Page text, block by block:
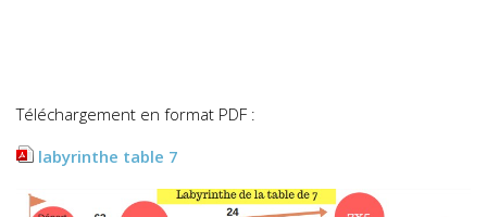
Téléchargement en format PDF :
labyrinthe table 7